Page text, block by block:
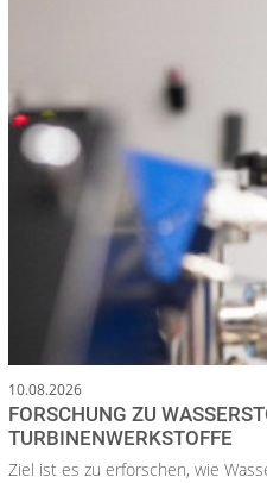
10.08.2026
FORSCHUNG ZU
TURBINENWERKSTOFFE
Ziel ist es zu erforschen, wie